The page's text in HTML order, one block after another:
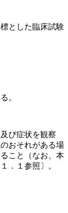
とした臨床試験
。
び症状を観察
おそれがある場
こと（なお、本
．１参照〕。